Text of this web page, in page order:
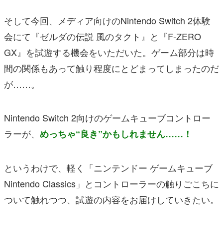
そして今回、メディア向けのNintendo Switch 2体験
会にて『ゼルダの伝説 風のタクト』と『F-ZERO
GX』を試遊する機会をいただいた。ゲーム部分は時
間の関係もあって触り程度にとどまってしまったのだ
が……。
Nintendo Switch 2向けのゲームキューブコントロー
ラーが、 めっちゃ“良き”かもしれません……！
というわけで、軽く「ニンテンドー ゲームキューブ
Nintendo Classics」とコントローラーの触りごこちに
ついて触れつつ、試遊の内容をお届けしていきたい。